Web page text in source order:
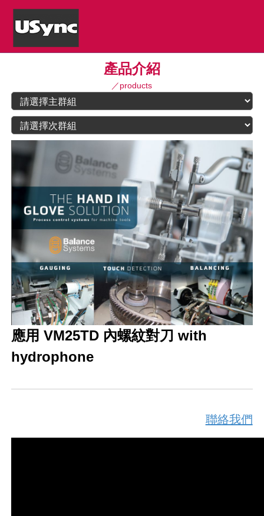
產品介紹
／products
應用 VM25TD 內螺紋對刀 with
hydrophone
聯絡我們